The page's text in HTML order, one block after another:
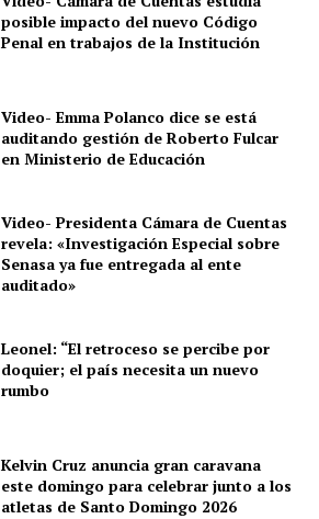
posible impacto del nuevo Código
Penal en trabajos de la Institución
Video- Emma Polanco dice se está
auditando gestión de Roberto Fulcar
en Ministerio de Educación
Video- Presidenta Cámara de Cuentas
revela: «Investigación Especial sobre
Senasa ya fue entregada al ente
auditado»
Leonel: “El retroceso se percibe por
doquier; el país necesita un nuevo
rumbo
Kelvin Cruz anuncia gran caravana
este domingo para celebrar junto a los
atletas de Santo Domingo 2026